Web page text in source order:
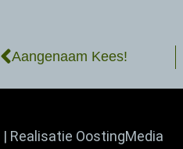
Aangenaam Kees!
| Realisatie OostingMedia